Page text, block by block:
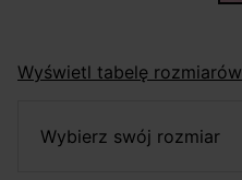
Wyświetl tabelę rozmiarów
wybierz swój rozmiar